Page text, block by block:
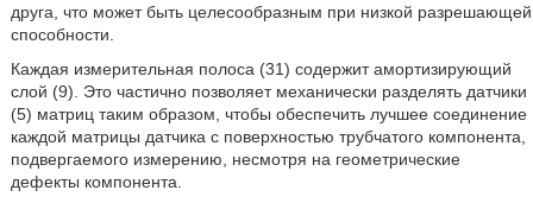
друга, что может быть целесообразным при низкой разрешающей
способности.
Каждая измерительная полоса (31) содержит амортизирующий
слой (9). Это частично позволяет механически разделять датчики
(5) матриц таким образом, чтобы обеспечить лучшее соединение
каждой матрицы датчика с поверхностью трубчатого компонента,
подвергаемого измерению, несмотря на геометрические
дефекты компонента.